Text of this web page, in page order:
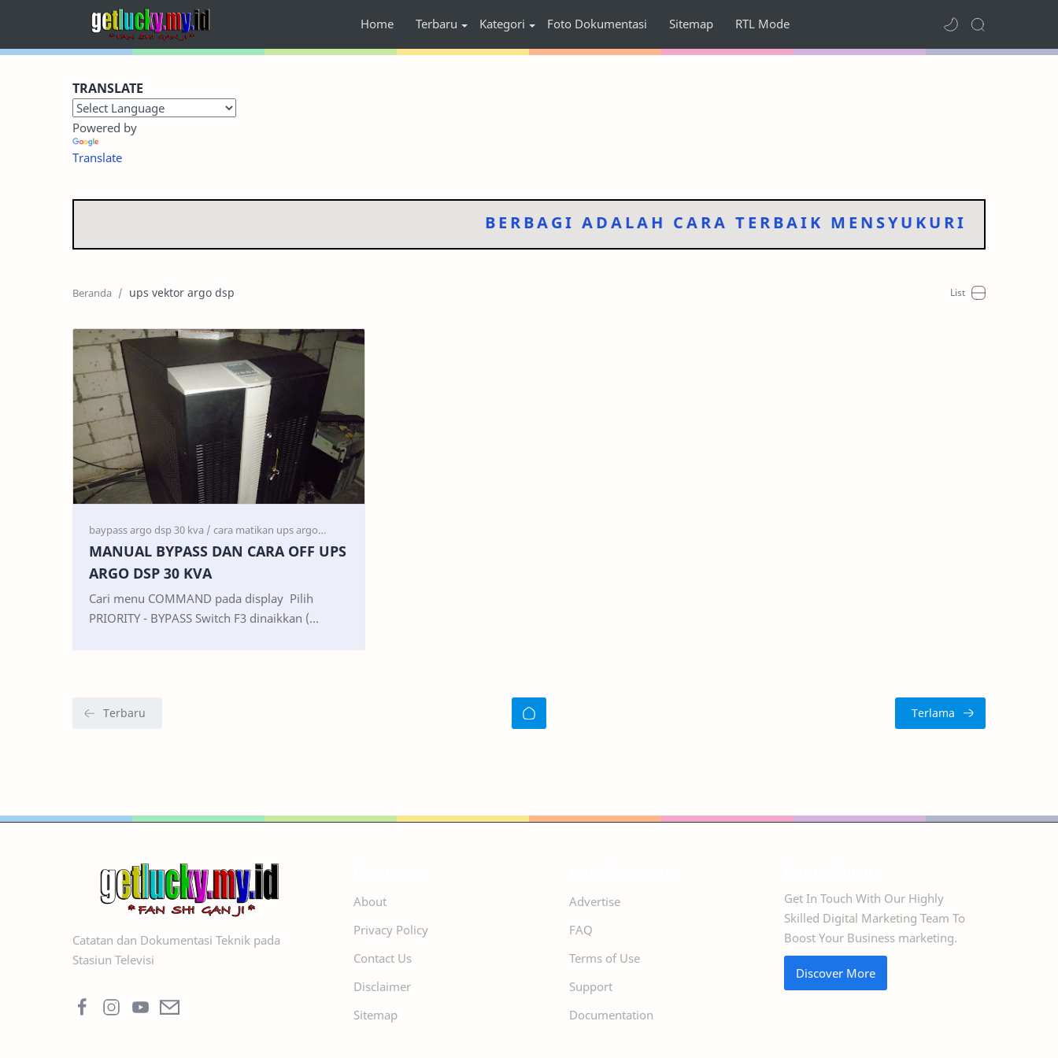
Home Terbaru Kategori Foto Dokumentasi Sitemap RTL Mode
TRANSLATE
Powered by
Translate
BERBAGI ADALAH CARA TERBAIK MENSYUKURI APA
ups vektor argo dsp
MANUAL BYPASS DAN CARA OFF UPS
ARGO DSP 30 KVA
Cari menu COMMAND pada display Pilih
PRIORITY - BYPASS Switch F3 dinaikkan (
Catatan dan Dokumentasi Teknik pada
Stasiun Televisi
About
Privacy Policy
Contact Us
Disclaimer
Sitemap
Advertise
FAQ
Terms of Use
Support
Documentation
Get In Touch With Our Highly
Skilled Digital Marketing Team To
Boost Your Business marketing.
Discover More